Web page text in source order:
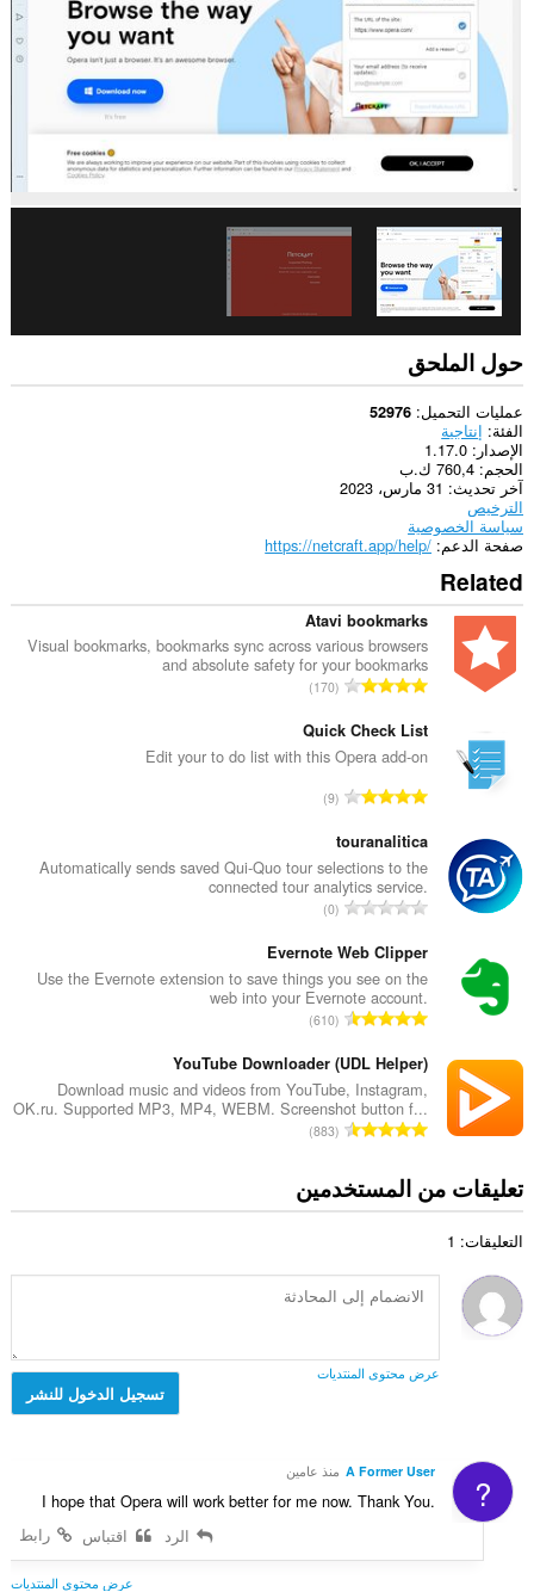
يستطيع
الملحق
الوصول
إلى
على
يستطيع
الملحق
الوصول
علامات
تبويبك
ونشاط
تصفحك.
حول الملحق
عمليات التحميل 52976
الفئة إنتاجية
الإصدار
1.17.0
الحجم 760,4 ك.ب
آخر تحديث 31 مارس، 2023
الترخيص
سياسة الخصوصية
صفحة الدعم https://netcraft.app/help/
Related
Atavi bookmarks
Visual bookmarks, bookmarks sync across various browsers
and absolute safety for your bookmarks
ا
ع
د
ا
إ
ج
م
ل
ي
ل
ل
ق
ي
ي
م
ت
:
170
Quick Check List
Edit your to do list with this Opera add-on
ا
ع
د
د
ا
إ
ج
م
ل
ي
ل
ل
ي
ا
ت
9
touranalitica
Automatically sends saved Qui-Quo tour selections to the
connected tour analytics service.
ا
ع
د
د
ا
إ
ج
م
ي
ل
ي
م
ا
0
Evernote Web Clipper
Use the Evernote extension to save things you see on the
web into your Evernote account.
ا
ع
د
د
ا
إ
ج
ل
ي
ت
م
ا
610
YouTube Downloader (UDL Helper)
Download music and videos from YouTube, Instagram,
OK.ru. Supported MP3, MP4, WEBM. Screenshot button f...
ا
د
ل
إ
ا
ق
ي
883
تعليقات من المستخدمين
التعليقات: 1
عرض محتوى المنتديات
تسجيل الدخول للنشر
?
A Former User منذ عامين
I hope that Opera will work better for me now. Thank You.
رابط
الرد اقتباس
عرض محتوى المنتديات